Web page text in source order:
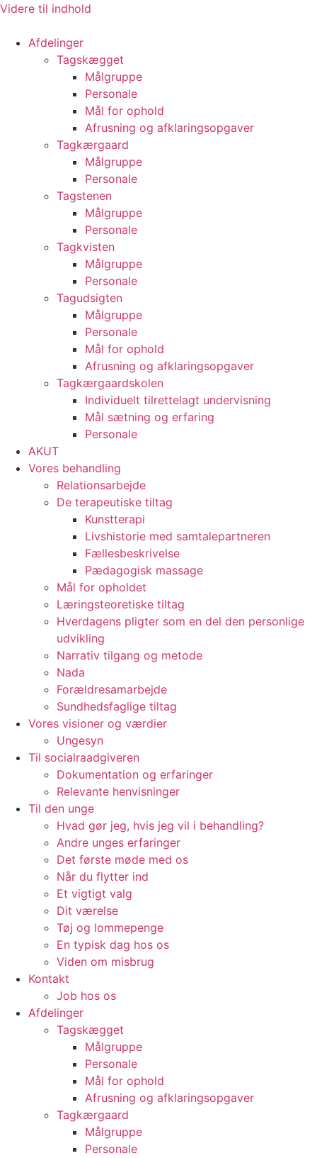
Videre til indhold
Afdelinger
Tagskægget
Målgruppe
Personale
Mål for ophold
Afrusning og afklaringsopgaver
Tagkærgaard
Målgruppe
Personale
Tagstenen
Målgruppe
Personale
Tagkvisten
Målgruppe
Personale
Tagudsigten​
Målgruppe
Personale
Mål for ophold
Afrusning og afklaringsopgaver
Tagkærgaardskolen​
Individuelt tilrettelagt undervisning
Mål sætning og erfaring
Personale
AKUT
Vores behandling
Relationsarbejde
De terapeutiske tiltag
Kunstterapi
Livshistorie med samtalepartneren
Fællesbeskrivelse
Pædagogisk massage
Mål for opholdet
Læringsteoretiske tiltag
Hverdagens pligter som en del den personlige
udvikling
Narrativ tilgang og metode
Nada
Forældresamarbejde
Sundhedsfaglige tiltag
Vores visioner og værdier​
Ungesyn
Til socialraadgiveren
Dokumentation og erfaringer
Relevante henvisninger
Til den unge
Hvad gør jeg, hvis jeg vil i behandling?
Andre unges erfaringer
Det første møde med os
Når du flytter ind
Et vigtigt valg
Dit værelse
Tøj og lommepenge
En typisk dag hos os
Viden om misbrug
Kontakt
Job hos os
Afdelinger
Tagskægget
Målgruppe
Personale
Mål for ophold
Afrusning og afklaringsopgaver
Tagkærgaard
Målgruppe
Personale